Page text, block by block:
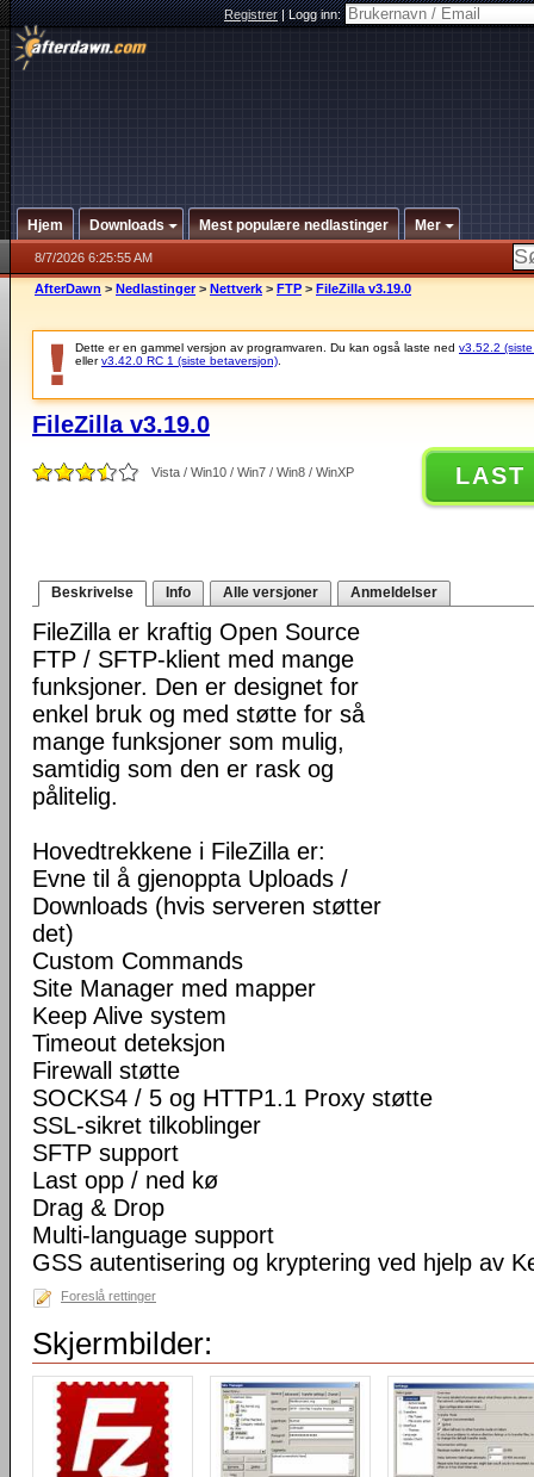
Registrer|Logg inn:
Hjem Downloads Mest populære nedlastinger Mer
8/7/2026 6:25:55 AM
AfterDawn > Nedlastinger > Nettverk > FTP > FileZilla v3.19.0
Dette er en gammel versjon av programvaren. Du kan også laste ned v3.52.2
ellerv3.42.0 RC 1 (siste betaversjon)
FileZilla v3.19.0
Vista / Win10 / Win7 / Win8 / WinXP LAST
Beskrivelse Info Alle versjoner Anmeldelser
FileZilla er kraftig Open Source
FTP / SFTP-klient med mange
funksjoner. Den er designet for
enkel bruk og med støtte for så
mange funksjoner som mulig,
samtidig som den er rask og
pålitelig.
Hovedtrekkene i FileZilla er:
Evne til å gjenoppta Uploads /
Downloads (hvis serveren støtter
det)
Custom Commands
Site Manager med mapper
Keep Alive system
Timeout deteksjon
Firewall støtte
SOCKS4 / 5 og HTTP1.1 Proxy støtte
SSL-sikret tilkoblinger
SFTP support
Last opp / ned kø
Drag & Drop
Multi-language support
GSS autentisering og kryptering ved hjelp av
Foreslå rettinger
Skjermbilder: